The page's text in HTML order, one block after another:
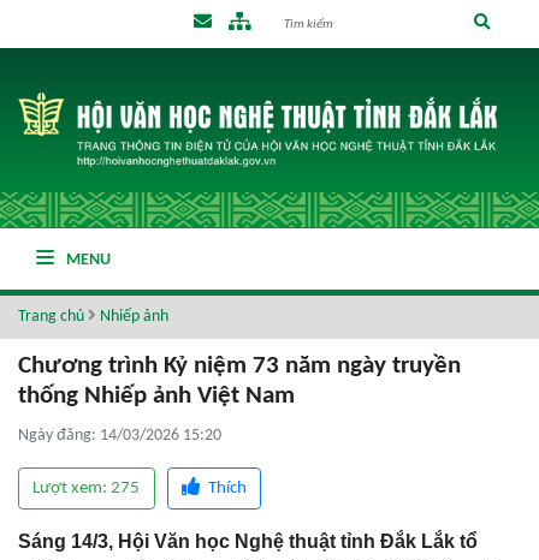
MENU
Trang chủ Nhiếp ảnh
Chương trình Kỷ niệm 73 năm ngày truyền
thống Nhiếp ảnh Việt Nam
Ngày đăng: 14/03/2026 15:20
Lượt xem: 275 Thích
Sáng 14/3, Hội Văn học Nghệ thuật tỉnh Đắk Lắk tổ